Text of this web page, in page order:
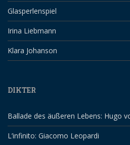
Glasperlenspiel
Irina Liebmann
Klara Johanson
DIKTER
Ballade des äußeren Lebens: Hugo
L’infinito: Giacomo Leopardi